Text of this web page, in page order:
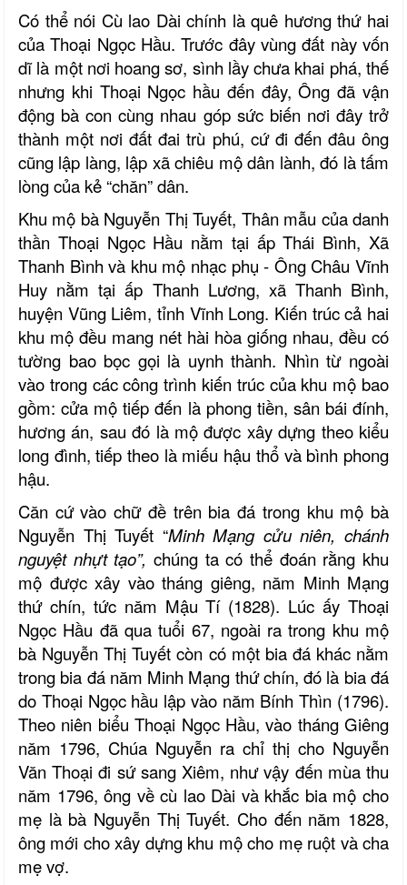
Có thể nói Cù lao Dài chính là quê hương thứ hai
của Thoại Ngọc Hầu. Trước đây vùng đất này vốn
dĩ là một nơi hoang sơ, sình lầy chưa khai phá, thế
nhưng khi Thoại Ngọc hầu đến đây, Ông đã vận
động bà con cùng nhau góp sức biến nơi đây trở
thành một nơi đất đai trù phú, cứ đi đến đâu ông
cũng lập làng, lập xã chiêu mộ dân lành, đó là tấm
lòng của kẻ “chăn” dân.
Khu mộ bà Nguyễn Thị Tuyết, Thân mẫu của danh
thần Thoại Ngọc Hầu nằm tại ấp Thái Bình, Xã
Thanh Bình và khu mộ nhạc phụ - Ông Châu Vĩnh
Huy nằm tại ấp Thanh Lương, xã Thanh Bình,
huyện Vũng Liêm, tỉnh Vĩnh Long. Kiến trúc cả hai
khu mộ đều mang nét hài hòa giống nhau, đều có
tường bao bọc gọi là uynh thành. Nhìn từ ngoài
vào trong các công trình kiến trúc của khu mộ bao
gồm: cửa mộ tiếp đến là phong tiền, sân bái đính,
hương án, sau đó là mộ được xây dựng theo kiểu
long đình, tiếp theo là miếu hậu thổ và bình phong
hậu.
Căn cứ vào chữ đề trên bia đá trong khu mộ bà
Nguyễn Thị Tuyết “Minh Mạng cửu niên, chánh
nguyệt nhựt tạo”, chúng ta có thể đoán rằng khu
mộ được xây vào tháng giêng, năm Minh Mạng
thứ chín, tức năm Mậu Tí (1828). Lúc ấy Thoại
Ngọc Hầu đã qua tuổi 67, ngoài ra trong khu mộ
bà Nguyễn Thị Tuyết còn có một bia đá khác nằm
trong bia đá năm Minh Mạng thứ chín, đó là bia đá
do Thoại Ngọc hầu lập vào năm Bính Thìn (1796).
Theo niên biểu Thoại Ngọc Hầu, vào tháng Giêng
năm 1796, Chúa Nguyễn ra chỉ thị cho Nguyễn
Văn Thoại đi sứ sang Xiêm, như vậy đến mùa thu
năm 1796, ông về cù lao Dài và khắc bia mộ cho
mẹ là bà Nguyễn Thị Tuyết. Cho đến năm 1828,
ông mới cho xây dựng khu mộ cho mẹ ruột và cha
mẹ vợ.